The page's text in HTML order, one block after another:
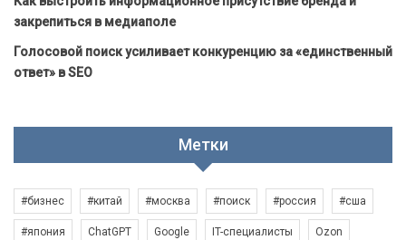
закрепиться в медиаполе
Голосовой поиск усиливает конкуренцию за «единственный
ответ» в SEO
Метки
#бизнес #китай #москва #поиск #россия #сша
#япония ChatGPT Google IT-специалисты Ozon